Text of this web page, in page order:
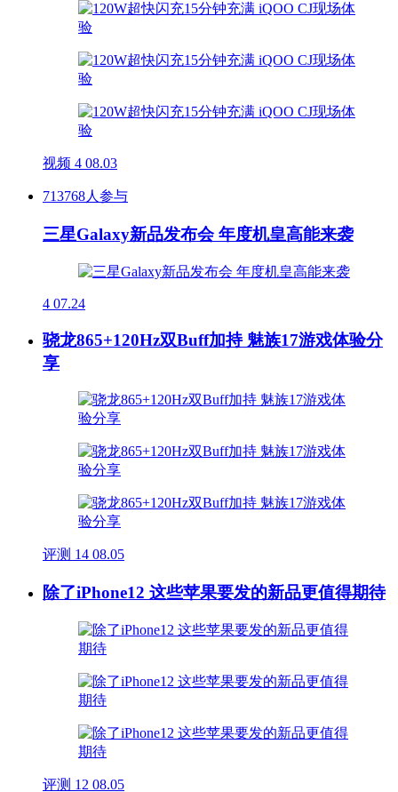
视频 4 08.03
713768人参与
三星Galaxy新品发布会 年度机皇高能来袭
4 07.24
骁龙865+120Hz双Buff加持 魅族17游戏体验分
享
评测 14 08.05
除了iPhone12 这些苹果要发的新品更值得期待
评测 12 08.05